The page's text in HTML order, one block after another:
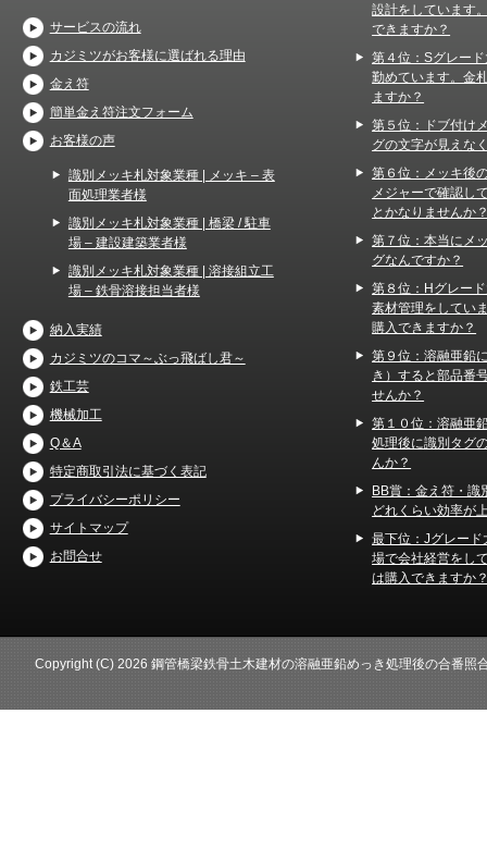
サービスの流れ
カジミツがお客様に選ばれる理由
金え符
簡単金え符注文フォーム
お客様の声
識別メッキ札対象業種 | メッキ – 表
面処理業者様
識別メッキ札対象業種 | 橋梁 / 駐車
場 – 建設建築業者様
識別メッキ札対象業種 | 溶接組立工
場 – 鉄骨溶接担当者様
納入実績
カジミツのコマ～ぶっ飛ばし君～
鉄工芸
機械加工
Q＆A
特定商取引法に基づく表記
プライバシーポリシー
サイトマップ
お問合せ
設計をしています
できますか？
第４位：Sグレー
勤めています。金
ますか？
第５位：ドブ付け
グの文字が見えな
第６位：メッキ後
メジャーで確認し
とかなりませんか
第７位：本当にメ
グなんですか？
第８位：Hグレー
素材管理をしてい
購入できますか？
第９位：溶融亜鉛
き）すると部品番
せんか？
第１０位：溶融亜
処理後に識別タグ
んか？
BB賞：金え符・識
どれくらい効率が
最下位：Jグレード
場で会社経営をし
は購入できますか
Copyright (C) 2026 鋼管橋梁鉄骨土木建材の溶融亜鉛めっき処理後の合番